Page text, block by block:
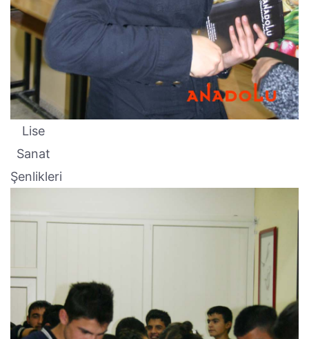
Lise
Sanat
Şenlikleri